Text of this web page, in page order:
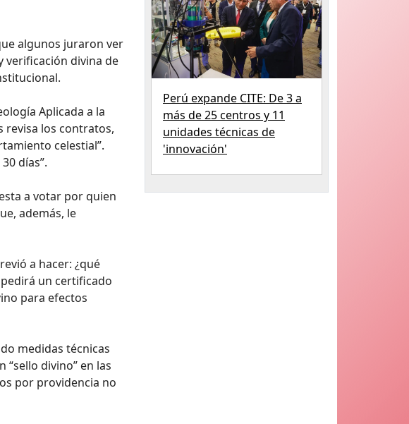
algunos juraron ver
verificación divina de
Aplicada a la
revisa los contratos,
celestial”.
días”.
a votar por quien
además, le
a hacer: ¿qué
un certificado
para efectos
medidas técnicas
divino” en las
por providencia no
Perú expande CITE: De 3 a
más de 25 centros y 11
unidades técnicas de
'innovación'